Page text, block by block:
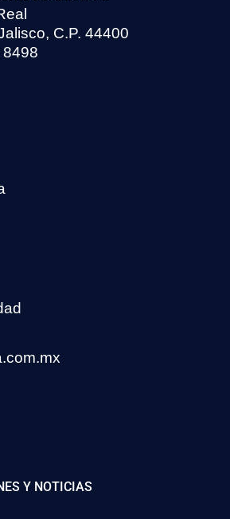
C.P. 44400
8498
Y NOTICIAS